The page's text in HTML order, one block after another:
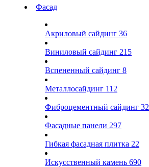
Фасад
Акриловый сайдинг 36
Виниловый сайдинг 215
Вспененный сайдинг 8
Металлосайдинг 112
Фиброцементный сайдинг 32
Фасадные панели 297
Гибкая фасадная плитка 22
Искусственный камень 690